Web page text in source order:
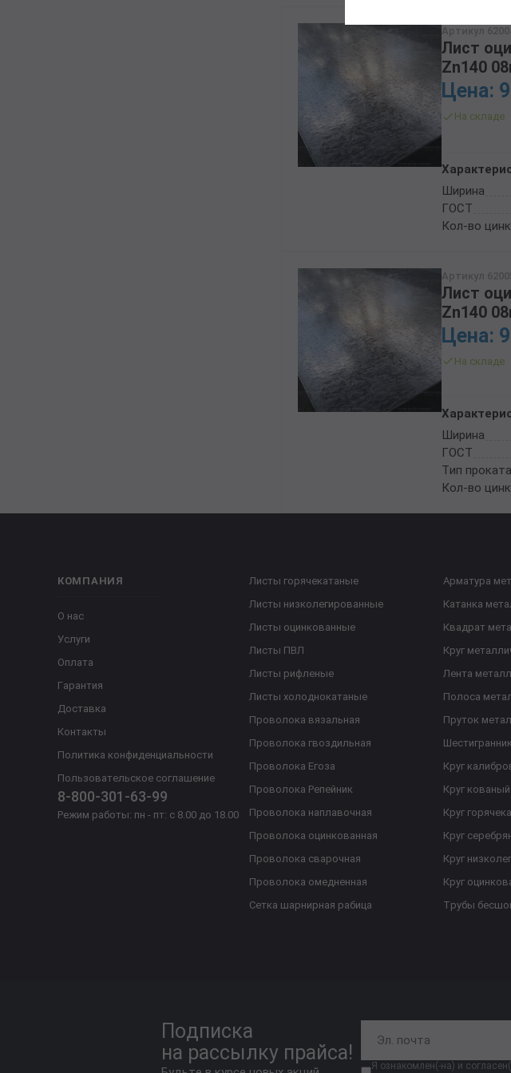
Артикул
Лист
Zn140
Цена:
На складе
Ширина
ГОСТ
Кол-во
Артикул
Лист
Zn140
Цена:
На складе
Ширина
ГОСТ
Тип проката
Кол-во
КОМПАНИЯ
О нас
Услуги
Оплата
Гарантия
Доставка
Контакты
Политика конфиденциальности
Пользовательское соглашение
8-800-301-63-99
Режим работы: пн - пт: с 8.00 до 18.00
Листы горячекатаные
Листы низколегированные
Листы оцинкованные
Листы ПВЛ
Листы рифленые
Листы холоднокатаные
Проволока вязальная
Проволока гвоздильная
Проволока Егоза
Проволока Репейник
Проволока наплавочная
Проволока оцинкованная
Проволока сварочная
Проволока омедненная
Сетка шарнирная рабица
Арматура
Катанка
Квадрат
Круг
Лента
Полоса
Пруток
Круг
Круг кованый
Круг
Круг
Круг
Круг
Трубы
Подписка
на рассылку прайса!
Я ознакомлен(-на) и